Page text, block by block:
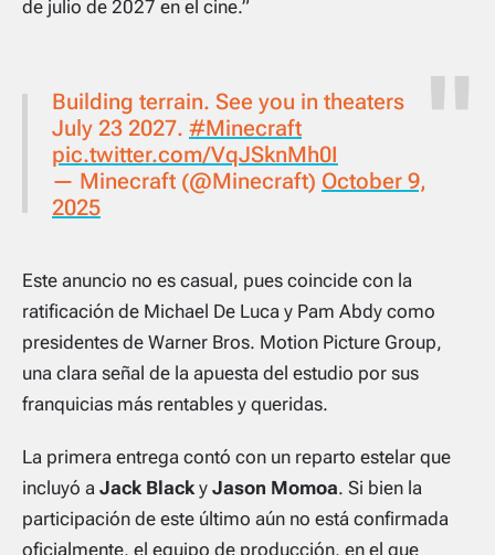
de julio de 2027 en el cine.”
Building terrain. See you in theaters
July 23 2027. #Minecraft
pic.twitter.com/VqJSknMh0I
— Minecraft (@Minecraft) October 9,
2025
Este anuncio no es casual, pues coincide con la
ratificación de Michael De Luca y Pam Abdy como
presidentes de Warner Bros. Motion Picture Group,
una clara señal de la apuesta del estudio por sus
franquicias más rentables y queridas.
La primera entrega contó con un reparto estelar que
incluyó a Jack Black y Jason Momoa. Si bien la
participación de este último aún no está confirmada
oficialmente, el equipo de producción, en el que